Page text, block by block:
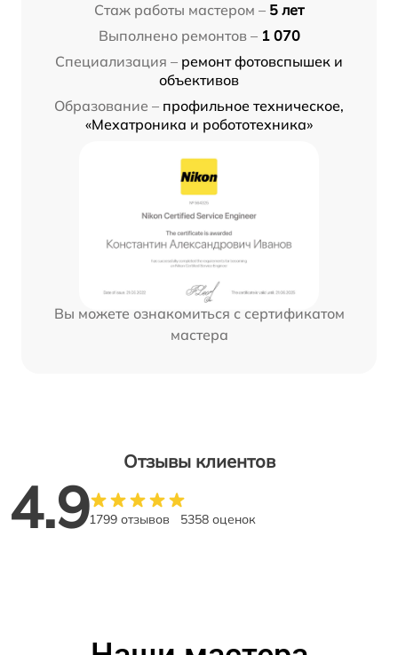
Стаж работы мастером – 5 лет
Выполнено ремонтов – 1 070
Специализация – ремонт фотовспышек и
объективов
Образование – профильное техническое,
«Мехатроника и робототехника»
Вы можете ознакомиться с сертификатом
мастера
Отзывы клиентов
4.91799 отзывов 5358 оценок